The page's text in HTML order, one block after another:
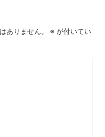
ありません。 ※ が付いてい